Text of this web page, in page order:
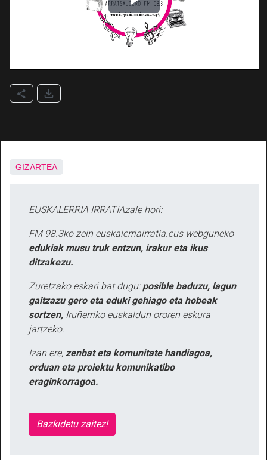
GIZARTEA
EUSKALERRIA IRRATIAzale hori:
FM 98.3ko zein euskalerriairratia.eus webguneko
edukiak musu truk entzun, irakur eta ikus
ditzakezu.
Zuretzako eskari bat dugu: posible baduzu, lagun
gaitzazu gero eta eduki gehiago eta hobeak
sortzen, Iruñerriko euskaldun ororen eskura
jartzeko.
Izan ere, zenbat eta komunitate handiagoa,
orduan eta proiektu komunikatibo
eraginkorragoa.
Bazkidetu zaitez!